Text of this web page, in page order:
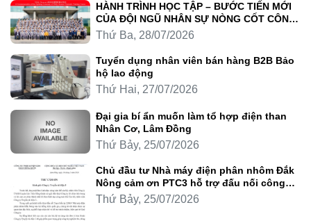
HÀNH TRÌNH HỌC TẬP – BƯỚC TIẾN MỚI
CỦA ĐỘI NGŨ NHÂN SỰ NÒNG CỐT CÔNG
TY LUYỆN KIM TRẦN HỒNG QUÂN
Thứ Ba, 28/07/2026
Tuyển dụng nhân viên bán hàng B2B Bảo
hộ lao động
Thứ Hai, 27/07/2026
Đại gia bí ẩn muốn làm tổ hợp điện than
Nhân Cơ, Lâm Đồng
Thứ Bảy, 25/07/2026
Chủ đầu tư Nhà máy điện phân nhôm Đắk
Nông cảm ơn PTC3 hỗ trợ đấu nối công
trình
Thứ Bảy, 25/07/2026